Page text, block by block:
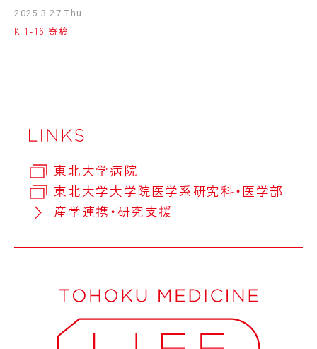
2025.3.27 Thu
K 1-16 寄稿
東北大学病院
東北大学大学院医学系研究科・医学部
産学連携・研究支援